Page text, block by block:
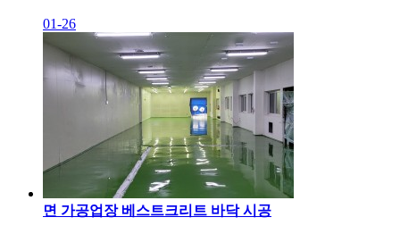
01-26
면 가공업장 베스트크리트 바닥 시공